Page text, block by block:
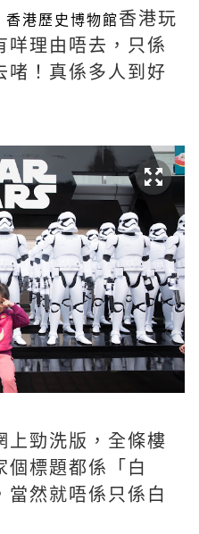
港歷史博物館香港玩
咩理由唔去，只係
啫！真係多人到好
上勁洗版，全條樓
個標題都係「白
當然就唔係只係白